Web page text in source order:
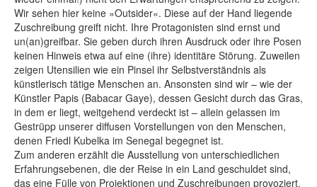
Wir sehen hier keine »Outsider«. Diese auf der Hand liegende
Zuschreibung greift nicht. Ihre Protagonisten sind ernst und
un(an)greifbar. Sie geben durch ihren Ausdruck oder ihre Posen
keinen Hinweis etwa auf eine (ihre) identitäre Störung. Zuweilen
zeigen Utensilien wie ein Pinsel ihr Selbstverständnis als
künstlerisch tätige Menschen an. Ansonsten sind wir – wie der
Künstler Papis (Babacar Gaye), dessen Gesicht durch das Gras,
in dem er liegt, weitgehend verdeckt ist – allein gelassen im
Gestrüpp unserer diffusen Vorstellungen von den Menschen,
denen Friedl Kubelka im Senegal begegnet ist.
Zum anderen erzählt die Ausstellung von unterschiedlichen
Erfahrungsebenen, die der Reise in ein Land geschuldet sind,
das eine Fülle von Projektionen und Zuschreibungen provoziert.